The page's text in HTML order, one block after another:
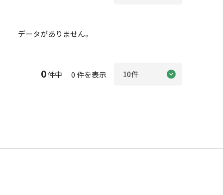
データがありません。
0件中 0 件を表示